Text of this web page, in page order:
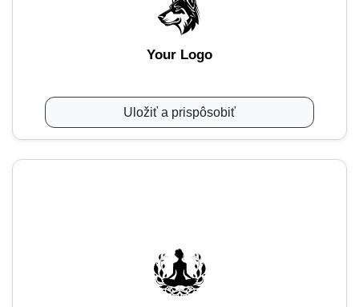
Your Logo
Uložiť a prispôsobiť